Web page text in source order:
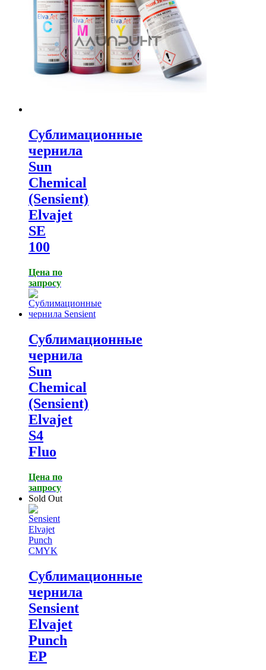
Сублимационные
чернила
Sun
Chemical
(Sensient)
Elvajet
SE
100
Цена по
запросу
Сублимационные
чернила
Sun
Chemical
(Sensient)
Elvajet
S4
Fluo
Цена по
запросу
Sold Out
Сублимационные
чернила
Sensient
Elvajet
Punch
EP